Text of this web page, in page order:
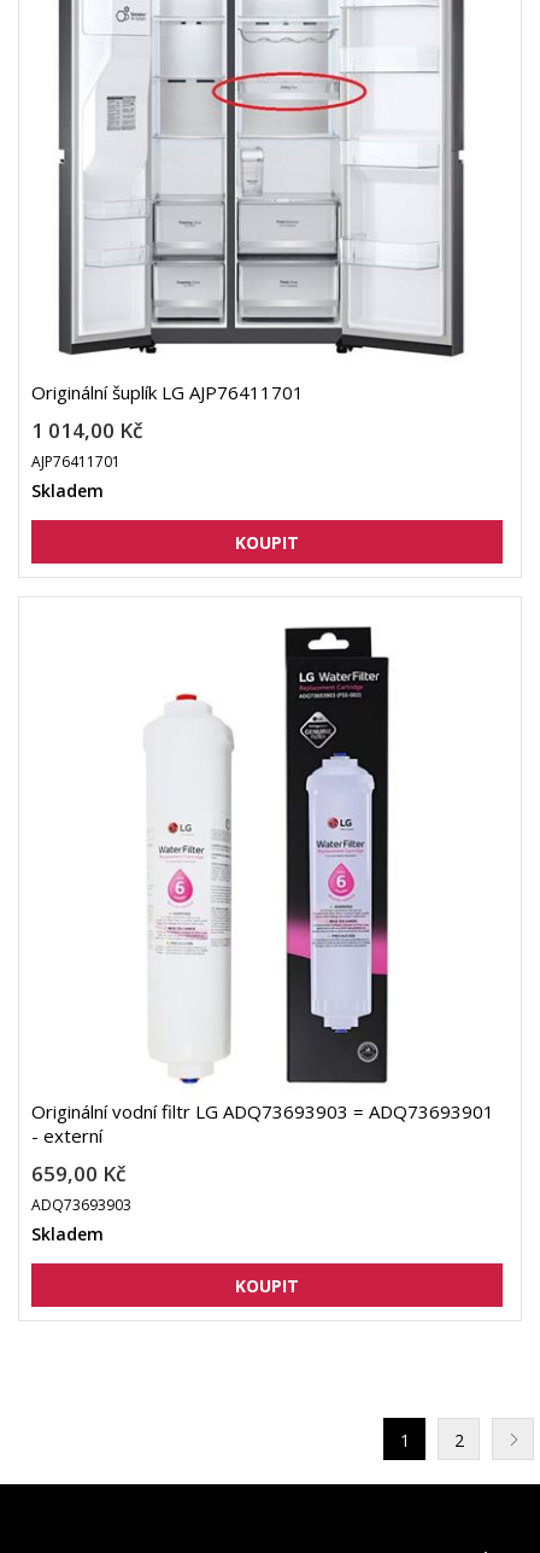
Originální šuplík LG AJP76411701
1 014,00 Kč
AJP76411701
Skladem
Originální vodní filtr LG ADQ73693903 = ADQ73693901
- externí
659,00 Kč
ADQ73693903
Skladem
1 2